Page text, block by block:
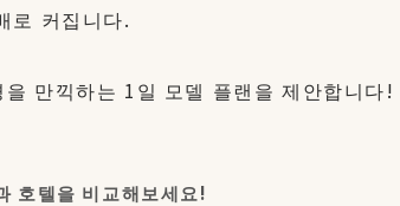
로 커집니다.
만끽하는 1일 모델 플랜을 제안합니다!
호텔을 비교해보세요!